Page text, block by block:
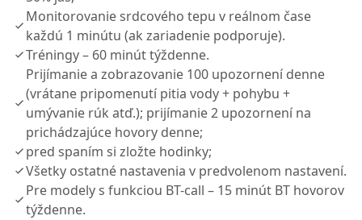
Monitorovanie srdcového tepu v reálnom čase
každú 1 minútu (ak zariadenie podporuje).
Tréningy – 60 minút týždenne.
Prijímanie a zobrazovanie 100 upozornení denne
(vrátane pripomenutí pitia vody + pohybu +
umývanie rúk atď.); prijímanie 2 upozornení na
prichádzajúce hovory denne;
pred spaním si zložte hodinky;
Všetky ostatné nastavenia v predvolenom nastavení.
Pre modely s funkciou BT-call – 15 minút BT hovorov
týždenne.